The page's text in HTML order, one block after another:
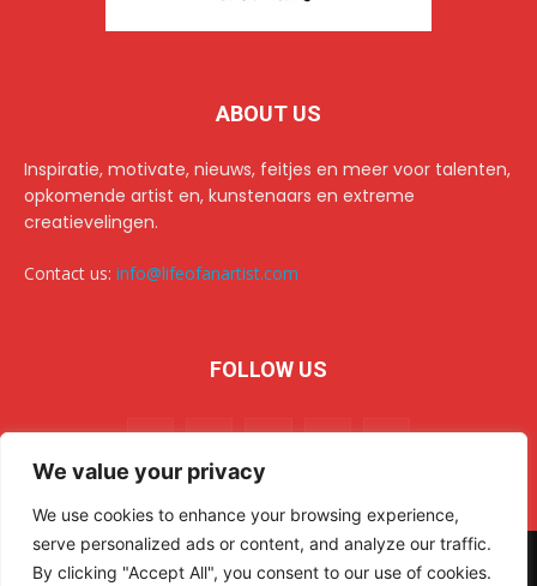
We value your privacy
We use cookies to enhance your browsing experience,
serve personalized ads or content, and analyze our traffic.
By clicking "Accept All", you consent to our use of cookies.
ABOUT US
Inspiratie, motivate, nieuws, feitjes en meer voor talenten,
opkomende artist en, kunstenaars en extreme
creatievelingen.
Contact us: info@lifeofanartist.com
FOLLOW US
© 2024 Life of an Artist. All rights reserved.